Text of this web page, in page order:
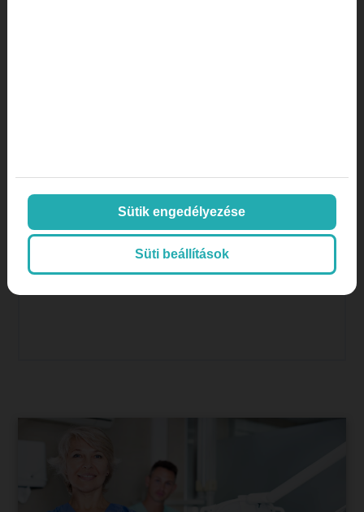
SEO, keresőoptimalizálás
Színes hírek, érdekességek
Sütik engedélyezése
Süti beállítások